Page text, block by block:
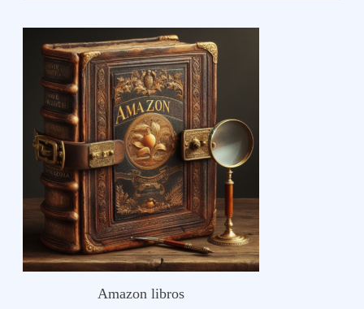
Amazon libros